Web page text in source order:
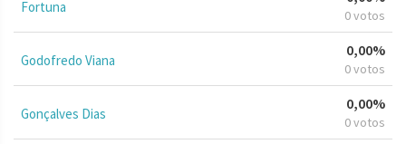
Fortuna 0 votos
Godofredo Viana
0,00%
0 votos
Gonçalves Dias
0,00%
0 votos